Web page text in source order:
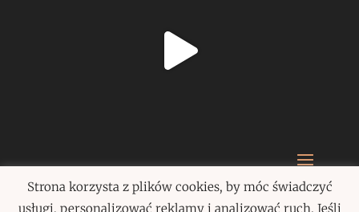
Paulina Szczepańska 2020
Strona korzysta z plików cookies, by móc świadczyć
usługi, personalizować reklamy i analizować ruch. Jeśli